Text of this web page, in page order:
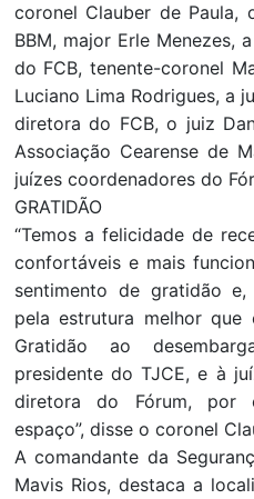
coronel Clauber de Paula,
BBM, major Erle Menezes,
do FCB, tenente-coronel
Luciano Lima Rodrigues, a
diretora do FCB, o juiz
Associação Cearense de
juízes coordenadores do
GRATIDÃO
“Temos a felicidade de
confortáveis e mais
sentimento de gratidão e,
pela estrutura melhor que
Gratidão ao
presidente do TJCE, e à
diretora do Fórum, por
espaço”, disse o coronel
A comandante da
Mavis Rios, destaca a